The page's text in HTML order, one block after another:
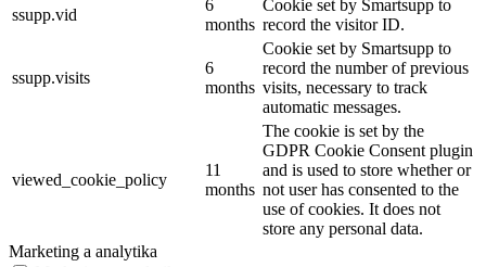
ssupp.vid
6
months
Cookie set by Smartsupp to
record the visitor ID.
ssupp.visits
6
months
Cookie set by Smartsupp to
record the number of previous
visits, necessary to track
automatic messages.
viewed_cookie_policy
11
months
The cookie is set by the
GDPR Cookie Consent plugin
and is used to store whether or
not user has consented to the
use of cookies. It does not
store any personal data.
Marketing a analytika